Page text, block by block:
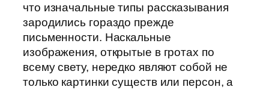
что изначальные типы рассказывания
зародились гораздо прежде
письменности. Наскальные
изображения, открытые в гротах по
всему свету, нередко являют собой не
только картинки существ или персон, а